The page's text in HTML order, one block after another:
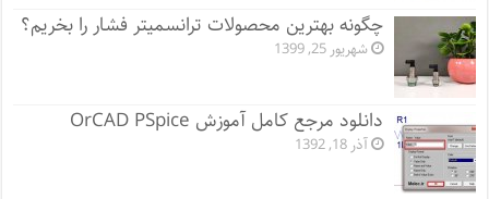
چگونه بهترین محصولات ترانسمیتر فشار را بخریم؟
شهریور 25, 1399
دانلود مرجع کامل آموزش OrCAD PSpice
آذر 18, 1392